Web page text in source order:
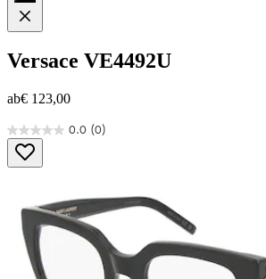
Versace VE4492U
ab€ 123,00
0.0 (0)
0.0
von
5